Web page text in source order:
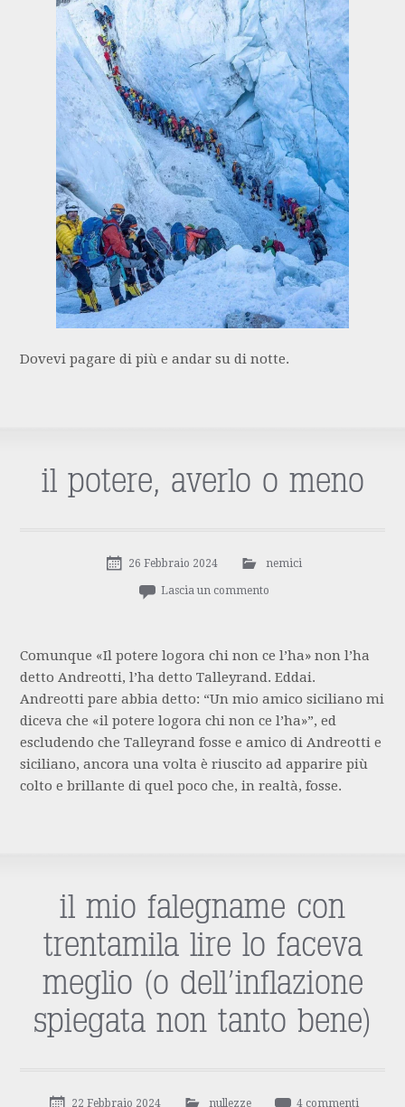
Dovevi pagare di più e andar su di notte.
il potere, averlo o meno
26 Febbraio 2024 nemici
Lascia un commento
Comunque «Il potere logora chi non ce l’ha» non l’ha
detto Andreotti, l’ha detto Talleyrand. Eddai.
Andreotti pare abbia detto: “Un mio amico siciliano mi
diceva che «il potere logora chi non ce l’ha»”, ed
escludendo che Talleyrand fosse e amico di Andreotti e
siciliano, ancora una volta è riuscito ad apparire più
colto e brillante di quel poco che, in realtà, fosse.
il mio falegname con
trentamila lire lo faceva
meglio (o dell’inflazione
spiegata non tanto bene)
22 Febbraio 2024 nullezze 4 commenti